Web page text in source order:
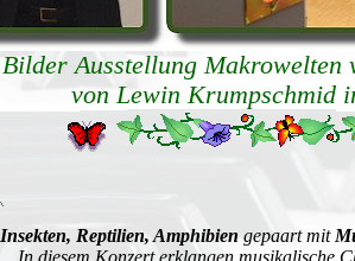
Bilder Ausstellung Makrowelten
von Lewin Krumpschmid
Insekten, Reptilien, Amphibien gepaart mit
In diesem Konzert erklangen musikalische